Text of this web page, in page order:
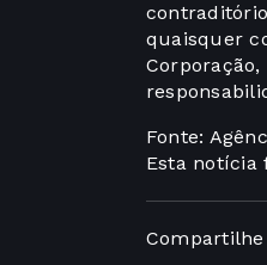
quaisquer
Fonte:
Esta notícia